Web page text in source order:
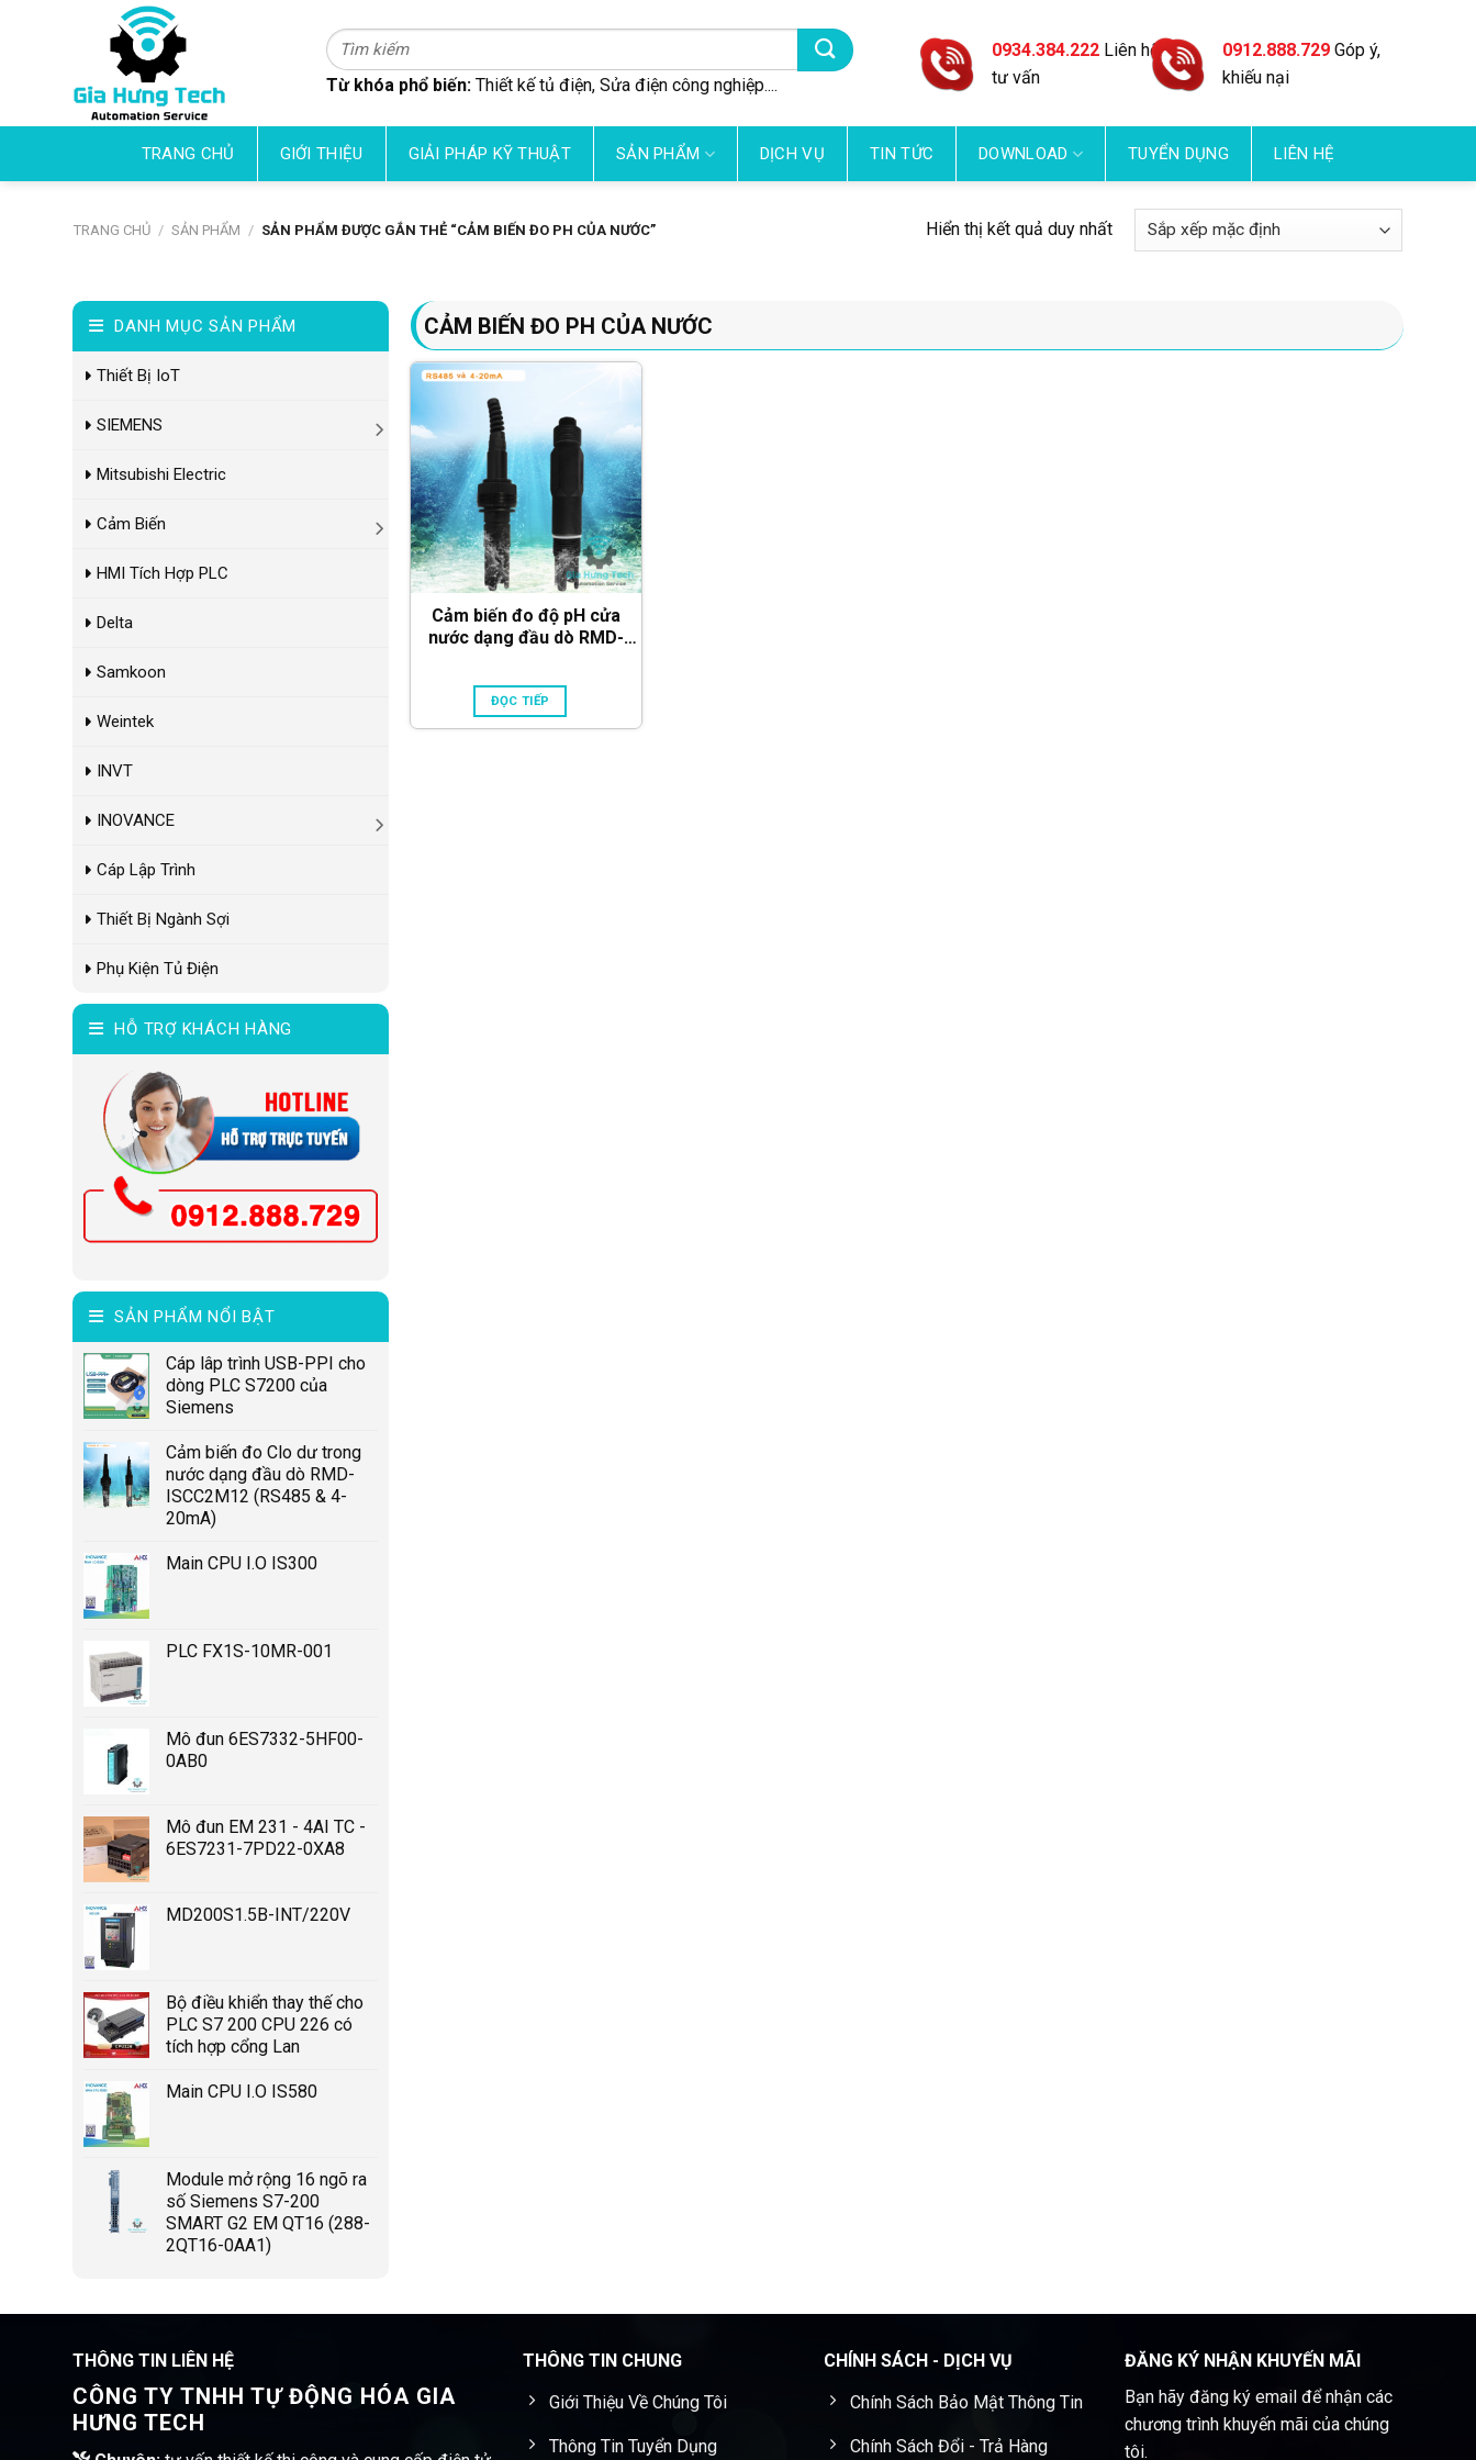
Tìm
kiếm:
Từ khóa phổ biến: Thiết kế tủ điện, Sửa điện công nghiệp....
0934.384.222 Liên hệ
tư vấn
0912.888.729 Góp ý,
khiếu nại
TRANG CHỦ GIỚI THIỆU GIẢI PHÁP KỸ THUẬT SẢN PHẨM DỊCH VỤ TIN TỨC DOWNLOAD TUYỂN DỤNG LIÊN HỆ
TRANG CHỦ / SẢN PHẨM / SẢN PHẨM ĐƯỢC GẮN THẺ “CẢM BIẾN ĐO PH CỦA NƯỚC” Hiển thị kết quả duy nhất
DANH MỤC SẢN PHẨM
Thiết Bị IoT
SIEMENS
Mitsubishi Electric
Cảm Biến
HMI Tích Hợp PLC
Delta
Samkoon
Weintek
INVT
INOVANCE
Cáp Lập Trình
Thiết Bị Ngành Sợi
Phụ Kiện Tủ Điện
HỖ TRỢ KHÁCH HÀNG
SẢN PHẨM NỔI BẬT
Cáp lâp trình USB-PPI cho
dòng PLC S7200 của
Siemens
Cảm biến đo Clo dư trong
nước dạng đầu dò RMD-
ISCC2M12 (RS485 & 4-
20mA)
Main CPU I.O IS300
PLC FX1S-10MR-001
Mô đun 6ES7332-5HF00-
0AB0
Mô đun EM 231 - 4AI TC -
6ES7231-7PD22-0XA8
MD200S1.5B-INT/220V
Bộ điều khiển thay thế cho
PLC S7 200 CPU 226 có
tích hợp cổng Lan
Main CPU I.O IS580
Module mở rộng 16 ngõ ra
số Siemens S7-200
SMART G2 EM QT16 (288-
2QT16-0AA1)
CẢM BIẾN ĐO PH CỦA NƯỚC
Cảm biến đo độ pH cửa
nước dạng đầu dò RMD-
ĐỌC TIẾP
THÔNG TIN LIÊN HỆ
CÔNG TY TNHH TỰ ĐỘNG HÓA GIA
HƯNG TECH
THÔNG TIN CHUNG
Giới Thiệu Về Chúng Tôi
Thông Tin Tuyển Dụng
CHÍNH SÁCH - DỊCH VỤ
Chính Sách Bảo Mật Thông Tin
Chính Sách Đổi - Trả Hàng
ĐĂNG KÝ NHẬN KHUYẾN MÃI
Bạn hãy đăng ký email để nhận các
chương trình khuyến mãi của chúng
tôi.